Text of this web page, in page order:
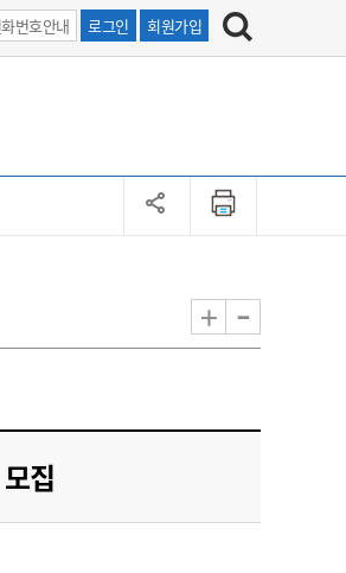
번호안내 로그인 회원가입
직원/업무
+ -
집